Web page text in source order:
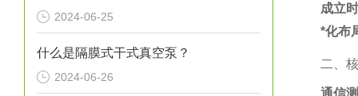
2024-06-25
什么是隔膜式干式真空泵？
2024-06-26
成立
*化布
二、
通信